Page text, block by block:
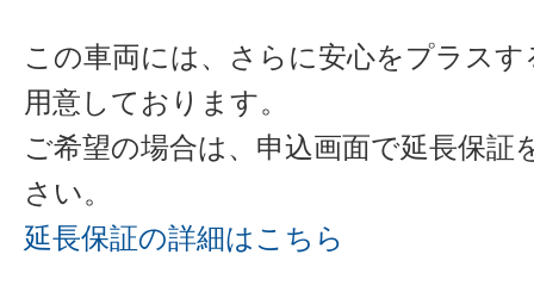
この車両には、さらに安心をプラス
用意しております。
ご希望の場合は、申込画面で延長保証
さい。
延長保証の詳細はこちら